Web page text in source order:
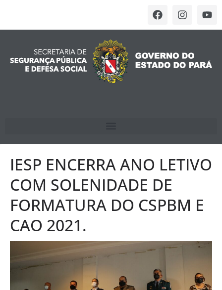
IESP ENCERRA ANO LETIVO
COM SOLENIDADE DE
FORMATURA DO CSPBM E
CAO 2021.